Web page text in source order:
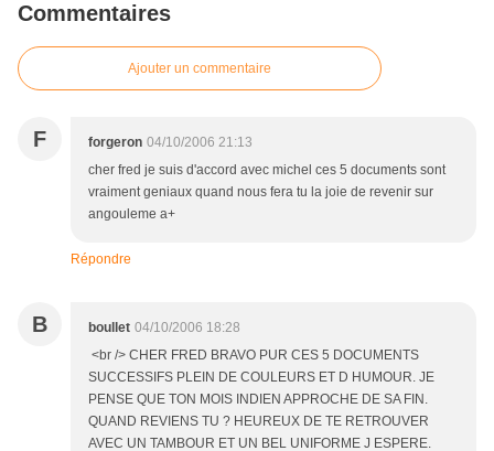
Commentaires
Ajouter un commentaire
F forgeron 04/10/2006 21:13
cher fred je suis d'accord avec michel ces 5 documents sont
vraiment geniaux quand nous fera tu la joie de revenir sur
angouleme a+
Répondre
B boullet 04/10/2006 18:28
<br /> CHER FRED BRAVO PUR CES 5 DOCUMENTS
SUCCESSIFS PLEIN DE COULEURS ET D HUMOUR. JE
PENSE QUE TON MOIS INDIEN APPROCHE DE SA FIN.
QUAND REVIENS TU ? HEUREUX DE TE RETROUVER
AVEC UN TAMBOUR ET UN BEL UNIFORME J ESPERE.